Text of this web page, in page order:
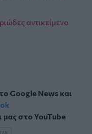
αντικείμενο
Google Newsκαι
μας στοYouTube